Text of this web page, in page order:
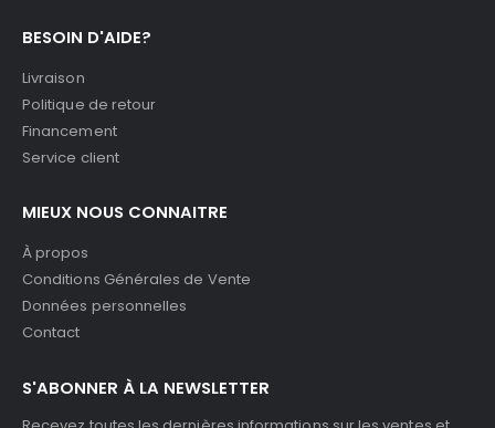
BESOIN D'AIDE?
Livraison
Politique de retour
Financement
Service client
MIEUX NOUS CONNAITRE
À propos
Conditions Générales de Vente
Données personnelles
Contact
S'ABONNER À LA NEWSLETTER